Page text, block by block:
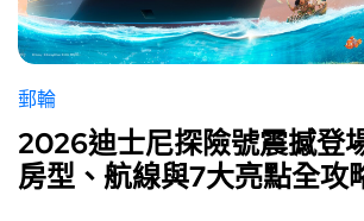
郵輪
2026迪士尼探險號震撼登
房型、航線與7大亮點全攻